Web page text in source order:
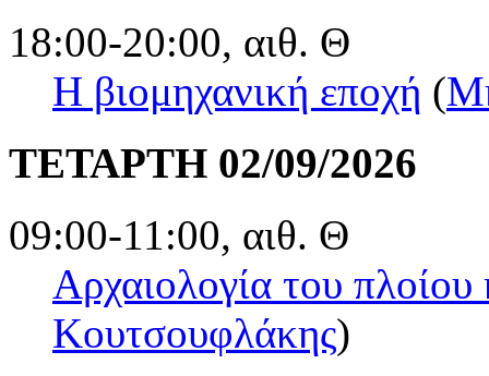
18:00-20:00, αιθ. Θ
Η βιομηχανική εποχή (
ΤΕΤΑΡΤΗ 02/09/2026
09:00-11:00, αιθ. Θ
Αρχαιολογία του πλοίου
Κουτσουφλάκης)